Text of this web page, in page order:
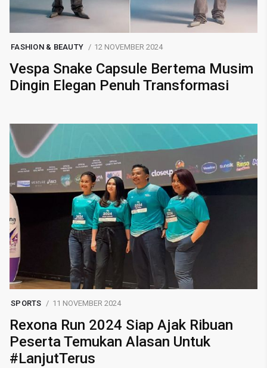
FASHION & BEAUTY 12 NOVEMBER 2024
Vespa Snake Capsule Bertema Musim
Dingin Elegan Penuh Transformasi
SPORTS 11 NOVEMBER 2024
Rexona Run 2024 Siap Ajak Ribuan
Peserta Temukan Alasan Untuk
#LanjutTerus